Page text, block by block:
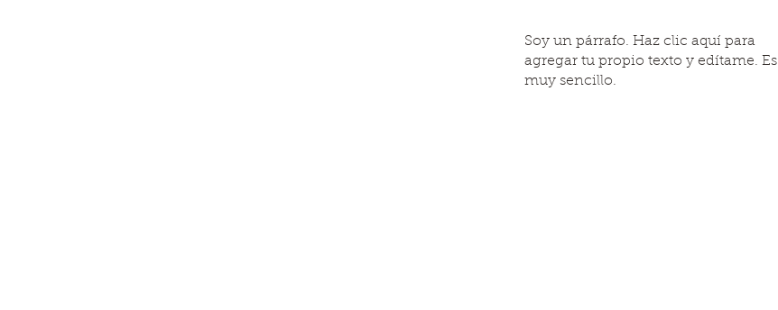
Soy un párrafo. Haz clic aquí para
agregar tu propio texto y edítame. Es
muy sencillo.